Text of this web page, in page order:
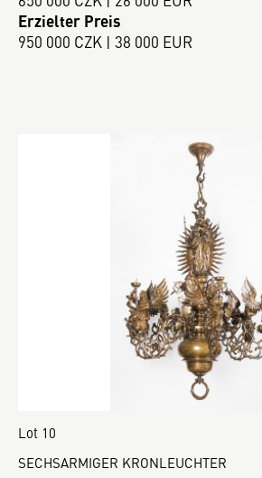
Erzielter Preis
950 000 CZK | 38 000 EUR
Lot 10
SECHSARMIGER KRONLEUCHTER